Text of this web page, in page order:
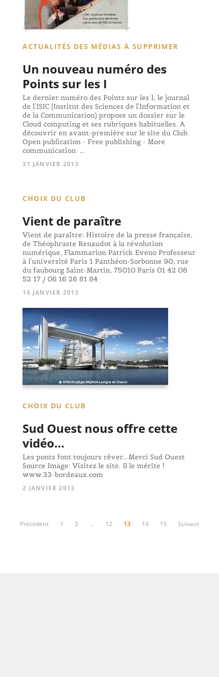
ACTUALITÉS DES MÉDIAS À SUPPRIMER
Un nouveau numéro des
Points sur les I
Le dernier numéro des Points sur les I, le journal
de l'ISIC (Institut des Sciences de l'Information et
de la Communication) propose un dossier sur le
Cloud computing et ses rubriques habituelles. A
découvrir en avant-première sur le site du Club.
Open publication - Free publishing - More
communication …
31 JANVIER 2013
CHOIX DU CLUB
Vient de paraître
Vient de paraître: Histoire de la presse française,
de Théophraste Renaudot à la révolution
numérique, Flammarion Patrick Eveno Professeur
à l'université Paris 1 Panthéon-Sorbonne 90, rue
du faubourg Saint-Martin, 75010 Paris 01 42 08
52 17 / 06 16 26 81 84
16 JANVIER 2013
CHOIX DU CLUB
Sud Ouest nous offre cette
vidéo...
Les ponts font toujours rêver...Merci Sud Ouest
Source Image: Visitez le site. Il le mérite !
www.33-bordeaux.com
2 JANVIER 2013
Précédent 1 2 … 12 13 14 15 Suivant